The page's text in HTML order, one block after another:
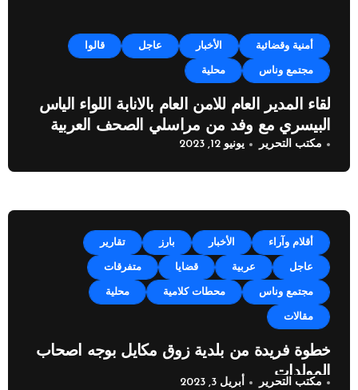
أمنية وقضائية الأخبار عاجل قالوا
مجتمع وناس محلية
لقاء المدير العام للامن العام بالانابة اللواء الياس
البيسري مع وفد من مراسلي الصحف العربية
مكتب التحرير يونيو 12, 2023
أقلام وآراء الأخبار بارز تقارير
عاجل عربية قضايا متفرقات
مجتمع وناس محطات كلامية محلية
مقالات
خطوة فريدة من بلدية زوق مكايل بوجه اصحاب
المولدات
مكتب التحرير أبريل 3, 2023